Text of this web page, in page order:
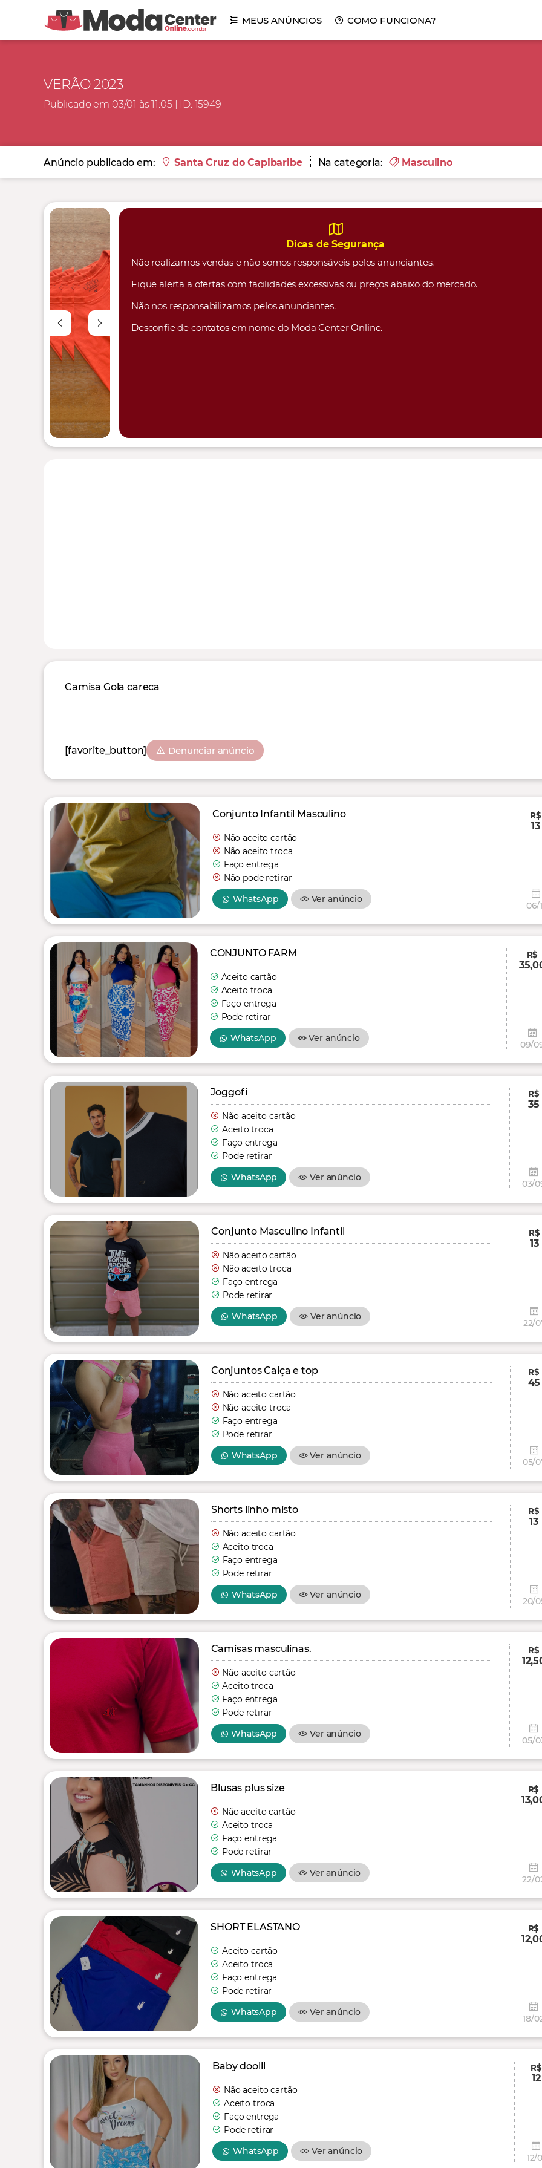
MEUS ANÚNCIOS COMO FUNCIONA?
VERÃO 2023
Publicado em 03/01 às 11:05 | ID. 15949
Anúncio publicado em: Santa Cruz do Capibaribe Na categoria: Masculino
Dicas de Segurança
Não realizamos vendas e não somos responsáveis pelos anunciantes.
Fique alerta a ofertas com facilidades excessivas ou preços abaixo do mercado.
Não nos responsabilizamos pelos anunciantes.
Desconfie de contatos em nome do Moda Center Online.
Camisa Gola careca
[favorite_button] Denunciar anúncio
Conjunto Infantil Masculino
Não aceito cartão
Não aceito troca
Faço entrega
Não pode retirar
WhatsApp
Ver anúncio
R$
13
06/
CONJUNTO FARM
Aceito cartão
Aceito troca
Faço entrega
Pode retirar
WhatsApp
Ver anúncio
R$
09/
Joggofi
Não aceito cartão
Aceito troca
Faço entrega
Pode retirar
WhatsApp
Ver anúncio
R$
35
03/
Conjunto Masculino Infantil
Não aceito cartão
Não aceito troca
Faço entrega
Pode retirar
WhatsApp
Ver anúncio
R$
13
22/
Conjuntos Calça e top
Não aceito cartão
Não aceito troca
Faço entrega
Pode retirar
WhatsApp
Ver anúncio
R$
45
05/
Shorts linho misto
Não aceito cartão
Aceito troca
Faço entrega
Pode retirar
WhatsApp
Ver anúncio
R$
13
20/
Camisas masculinas.
Não aceito cartão
Aceito troca
Faço entrega
Pode retirar
WhatsApp
Ver anúncio
R$
05/
Blusas plus size
Não aceito cartão
Aceito troca
Faço entrega
Pode retirar
WhatsApp
Ver anúncio
R$
22/
SHORT ELASTANO
Aceito cartão
Aceito troca
Faço entrega
Pode retirar
WhatsApp
Ver anúncio
R$
18/
Baby doolll
Não aceito cartão
Aceito troca
Faço entrega
Pode retirar
WhatsApp
Ver anúncio
R$
12
12/